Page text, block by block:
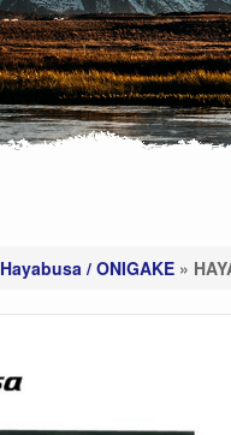
Hayabusa / ONIGAKE »